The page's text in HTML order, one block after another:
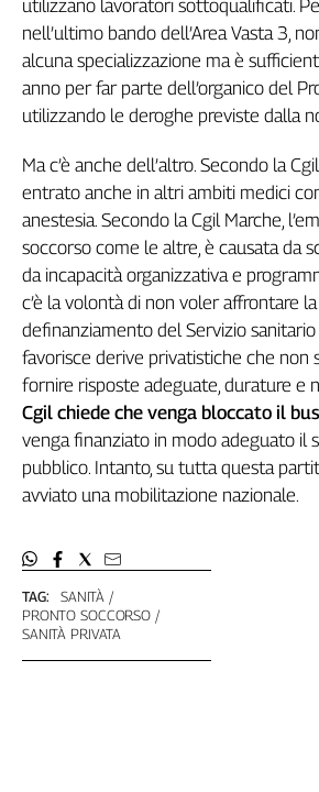
sangue
ragione
120
anni
Collettiva
Academy
Collettiva
Play
Rubriche
Collettiva
Talk
La
settimana
Collettiva
Girasoli
Il
Sassolino
Economica
It
Easy
TAG:
SANITÀ
PRONTO SOCCORSO
SANITÀ PRIVATA
utilizzano lavoratori sottoqualificati.
nell’ultimo bando dell’Area Vasta 3,
alcuna specializzazione ma è
anno per far parte dell’organico del
utilizzando le deroghe previste dalla
Ma c’è anche dell’altro. Secondo la
entrato anche in altri ambiti medici
anestesia. Secondo la Cgil Marche,
soccorso come le altre, è causata da
da incapacità organizzativa e
c’è la volontà di non voler affrontare
definanziamento del Servizio
favorisce derive privatistiche che non
fornire risposte adeguate, durature e
Cgil chiede che venga bloccato il
venga finanziato in modo adeguato il
pubblico. Intanto, su tutta questa
avviato una mobilitazione nazionale.